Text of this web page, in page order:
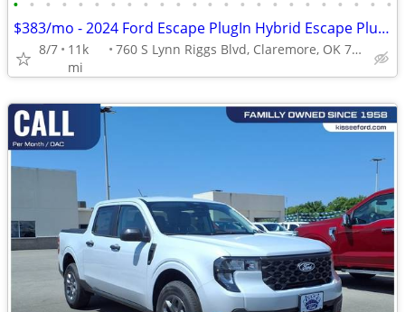
• • • • • • • • • • • • • • • • • • • • • • • •
$383/mo - 2024 Ford Escape PlugIn Hybrid Escape Plug In Hybrid Escape
8/7
11k
mi
760 S Lynn Riggs Blvd, Claremore, OK 74017